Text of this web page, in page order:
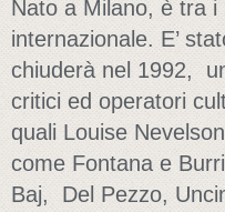
Nato a Milano, è tra
internazionale. E’
chiuderà nel 1992,
critici ed operatori
quali Louise
come Fontana e
Baj, Del Pezzo,